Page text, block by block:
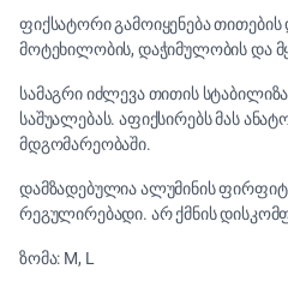
ფიქსატორი გამოიყენება
მოტეხილობის, დაჭიმულობის და
სამაგრი იძლევა თითის
საშუალებას. აფიქსირებს მას
მდგომარეობაში.
დამზადებულია ალუმინის
რეგულირებადი. არ ქმნის
ზომა: M, L